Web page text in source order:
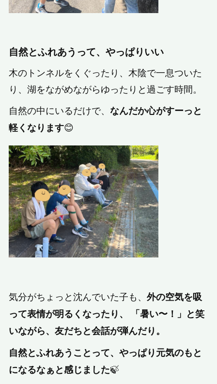
自然とふれあうって、やっぱりいい
木のトンネルをくぐったり、木陰で一息ついた
り、湖をながめながらゆったりと過ごす時間。
自然の中にいるだけで、なんだか心がすーっと
軽くなります😊
気分がちょっと沈んでいた子も、外の空気を吸
って表情が明るくなったり、 「暑い〜！」と笑
いながら、友だちと会話が弾んだり。
自然とふれあうことって、やっぱり元気のもと
になるなぁと感じました🍃